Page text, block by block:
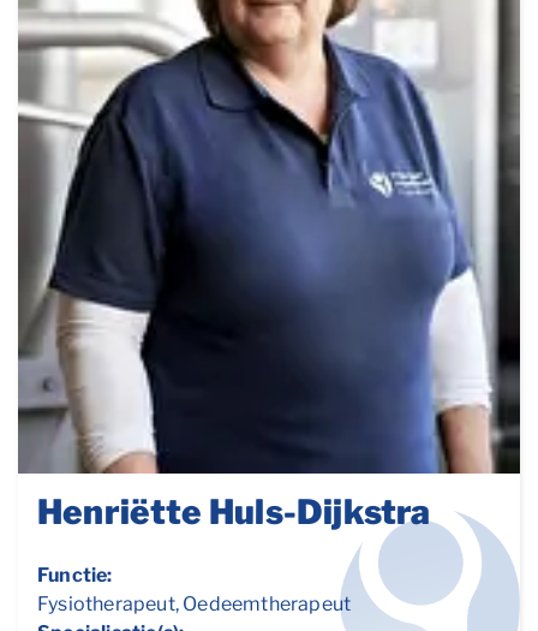
Henriëtte Huls-Dijkstra
Functie:
Fysiotherapeut, Oedeemtherapeut